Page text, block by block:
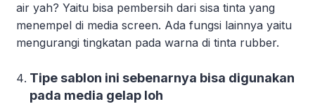
air yah? Yaitu bisa pembersih dari sisa tinta yang
menempel di media screen. Ada fungsi lainnya yaitu
mengurangi tingkatan pada warna di tinta rubber.
Tipe sablon ini sebenarnya bisa digunakan
pada media gelap loh